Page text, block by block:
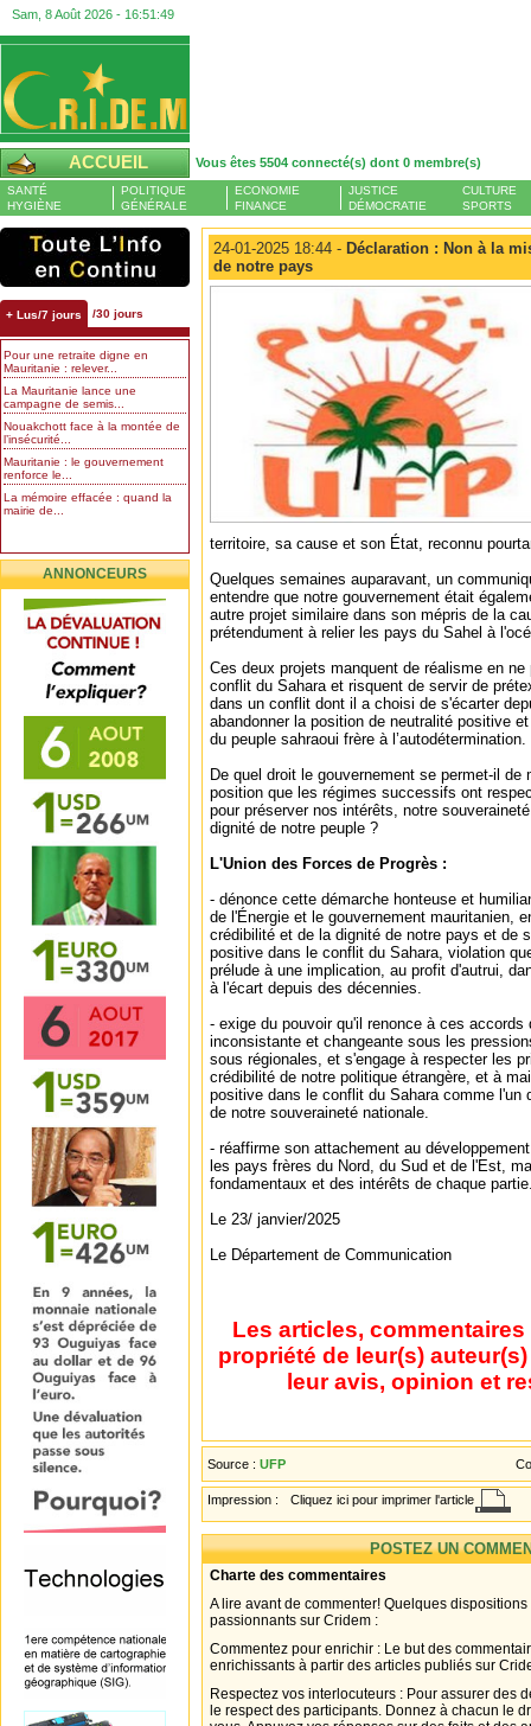
Sam, 8 Août 2026 - 16:51:50
ACCUEIL Vous êtes 5504 connecté(s) dont 0 membre(s)
SANTÉ
HYGIÈNE
POLITIQUE
GÉNÉRALE
ECONOMIE
FINANCE
JUSTICE
DÉMOCRATIE
CULTURE
SPORTS
+ Lus/7 jours /30 jours
Pour une retraite digne en
Mauritanie : relever...
La Mauritanie lance une
campagne de semis...
Nouakchott face à la montée de
l’insécurité...
Mauritanie : le gouvernement
renforce le...
La mémoire effacée : quand la
mairie de...
ANNONCEURS
24-01-2025 18:44 - Déclaration : Non à la
de notre pays
territoire, sa cause et son État, reconnu
Quelques semaines auparavant, un
entendre que notre gouvernement était
autre projet similaire dans son mépris de la
prétendument à relier les pays du Sahel à
Ces deux projets manquent de réalisme en
conflit du Sahara et risquent de servir de
dans un conflit dont il a choisi de s'écarter
abandonner la position de neutralité positive
du peuple sahraoui frère à l’autodétermination.
De quel droit le gouvernement se permet-il de
position que les régimes successifs ont
pour préserver nos intérêts, notre
dignité de notre peuple ?
L'Union des Forces de Progrès :
- dénonce cette démarche honteuse et
de l'Énergie et le gouvernement mauritanien,
crédibilité et de la dignité de notre pays et de
positive dans le conflit du Sahara, violation
prélude à une implication, au profit d'autrui,
à l'écart depuis des décennies.
- exige du pouvoir qu'il renonce à ces
inconsistante et changeante sous les
sous régionales, et s'engage à respecter les
crédibilité de notre politique étrangère, et à
positive dans le conflit du Sahara comme l'un
de notre souveraineté nationale.
- réaffirme son attachement au
les pays frères du Nord, du Sud et de l'Est,
fondamentaux et des intérêts de chaque
Le 23/ janvier/2025
Le Département de Communication
Les articles,
propriété de leur(s)
leur avis, opinion et
Source : UFP
Impression : Cliquez ici pour imprimer l'article
POSTEZ UN
Charte des commentaires
A lire avant de commenter! Quelques
passionnants sur Cridem :
Commentez pour enrichir : Le but des
enrichissants à partir des articles publiés sur
Respectez vos interlocuteurs : Pour assurer des
le respect des participants. Donnez à chacun le